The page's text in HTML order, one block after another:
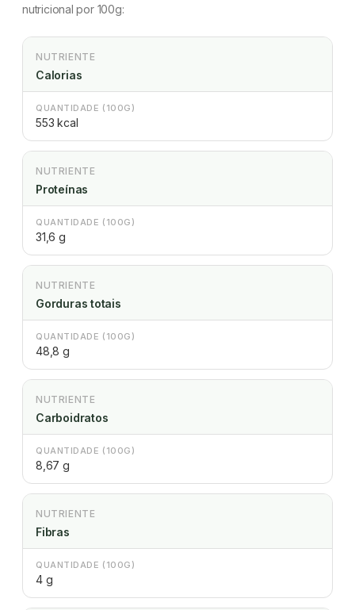
nutricional por 100g:
NUTRIENTE
Calorias
QUANTIDADE (100G)
553 kcal
NUTRIENTE
Proteínas
QUANTIDADE (100G)
31,6 g
NUTRIENTE
Gorduras totais
QUANTIDADE (100G)
48,8 g
NUTRIENTE
Carboidratos
QUANTIDADE (100G)
8,67 g
NUTRIENTE
Fibras
QUANTIDADE (100G)
4 g